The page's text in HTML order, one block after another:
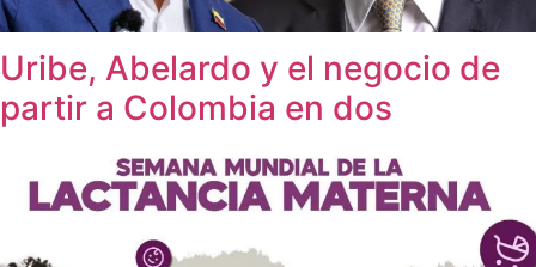
Uribe, Abelardo y el negocio de
partir a Colombia en dos